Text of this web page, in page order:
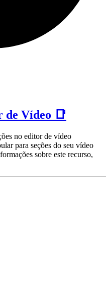
de Vídeo 📑
no editor de vídeo
para seções do seu vídeo
sobre este recurso,